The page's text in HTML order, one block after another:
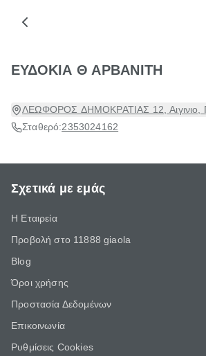
ΕΥΔΟΚΙΑ Θ ΑΡΒΑΝΙΤΗ
ΛΕΩΦΟΡΟΣ ΔΗΜΟΚΡΑΤΙΑΣ 12, Αιγινιο,
Σταθερό:2353024162
Σχετικά με εμάς
Η Εταιρεία
Προβολή στο 11888 giaola
Blog
Όροι χρήσης
Προστασία Δεδομένων
Επικοινωνία
Ρυθμίσεις Cookies